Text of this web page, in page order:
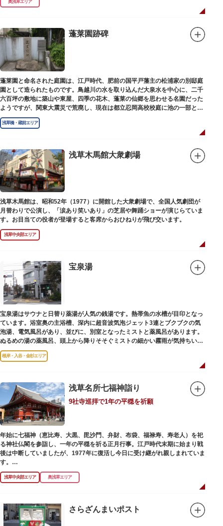
奥浅草エリア
蓬莱園跡碑
蓬莱園と命名された庭園は、江戸時代、肥前の国平戸藩主の松浦家の別邸庭
園として造られたものです。鳥越川の水を取り込んだ大泉水を中心に、二千
六百坪の敷地に築山や東屋、四季の花木、蓬莱の仙郷を思わせる名園だった
ようですが、関東大震災で荒廃し、現在は都立忍岡高校校庭に池の一部と都
指定の天然記念物の大イチョウを残すのみです。
浅草橋・蔵前エリア
浅草木馬館大衆劇場
浅草木馬館は、昭和52年（1977）に開館した大衆劇場で、全国人気劇団が
月替わりで公演し、「涙あり笑いあり」の芝居や舞踊ショーが演じらていま
す。お目当ての役者が登場すると客席からおひねりが飛び交います。
浅草中央部エリア
宝泉湯
宝泉湯はサウナと日替り薬湯が人気の銭湯です。熱帯魚の水槽が目印となっ
ています。浴室奥の主浴槽、深内に超音波気泡ジェット3連とブクブクの気
泡湯、電気風呂があり、並びに、別室となったミストと薬風呂があります。
ぬるめの湯の薬風呂、頭上から降りそそぐミストの細かい霧雨が気持ちいい
と評判です。
根岸・入谷・金杉エリア
浅草名所七福神詣り
9社寺巡拝で1年の平穏を祈願
年始に七福神（恵比寿、大黒、毘沙門、弁財、布袋、福禄寿、寿老人）を祀
る神社仏閣を参詣し、一年の平穏を祈る正月行事。江戸時代末期に始まり戦
後は中断していましたが、1977年に復活し今日に受け継がれ親しまれていま
す。
浅草名所七福神の特徴は福禄寿、寿老人が2社ずつあり、巡る社寺が9ヶ所あ
るところ。九は数の究み、鳩と言う字にも使われていて、鳩は「集まる」と
絵馬をつけ、色紙・福絵に御朱印をいただきながら巡拝しましょう。
浅草中央部エリア 奥浅草エリア
さらざんまいポスト